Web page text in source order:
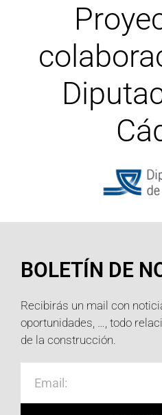
BOLETÍN DE
Recibirás un mail con
oportunidades, …, todo
de la construcción.